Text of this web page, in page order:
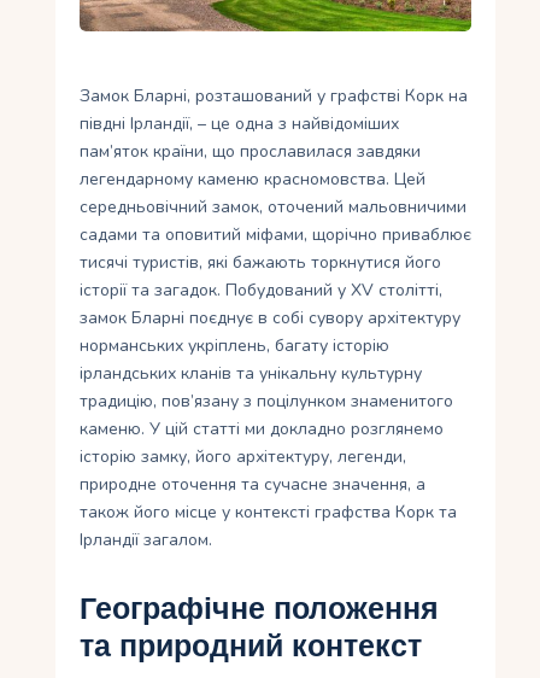
Замок Бларні, розташований у графстві Корк на
півдні Ірландії, – це одна з найвідоміших
пам’яток країни, що прославилася завдяки
легендарному каменю красномовства. Цей
середньовічний замок, оточений мальовничими
садами та оповитий міфами, щорічно приваблює
тисячі туристів, які бажають торкнутися його
історії та загадок. Побудований у XV столітті,
замок Бларні поєднує в собі сувору архітектуру
норманських укріплень, багату історію
ірландських кланів та унікальну культурну
традицію, пов’язану з поцілунком знаменитого
каменю. У цій статті ми докладно розглянемо
історію замку, його архітектуру, легенди,
природне оточення та сучасне значення, а
також його місце у контексті графства Корк та
Ірландії загалом.
Географічне положення
та природний контекст